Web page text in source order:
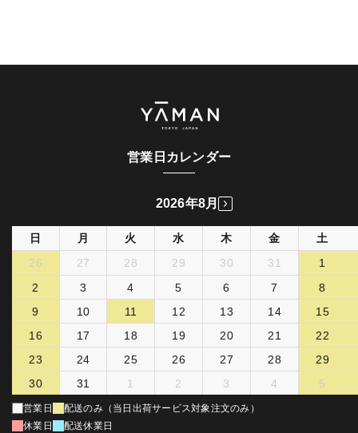
営業日カレンダー
2026年8月
日 月 火 水 木 金
土
26
27 28 29 30 31
1
2
3 4 5 6 7
8
9
10 11 12 13 14
15
16
17 18 19 20 21
22
23
24 25 26 27 28
29
30
31 1 2 3 4 5
営業日
配送のみ（当日出荷サービス対象注文のみ）
休業日
配送休業日